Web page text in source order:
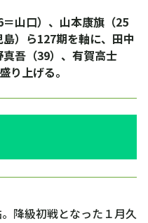
山口）、山本康旗（25
）ら127期を軸に、田中
吾（39）、有賀高士
り上げる。
降級初戦となった１月久